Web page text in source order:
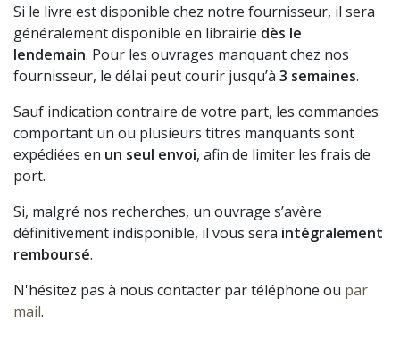
Si le livre est disponible chez notre fournisseur, il sera
généralement disponible en librairie dès le
lendemain. Pour les ouvrages manquant chez nos
fournisseur, le délai peut courir jusqu’à 3 semaines.
Sauf indication contraire de votre part, les commandes
comportant un ou plusieurs titres manquants sont
expédiées en un seul envoi, afin de limiter les frais de
port.
Si, malgré nos recherches, un ouvrage s’avère
définitivement indisponible, il vous sera intégralement
remboursé.
N'hésitez pas à nous contacter par téléphone ou par
mail.